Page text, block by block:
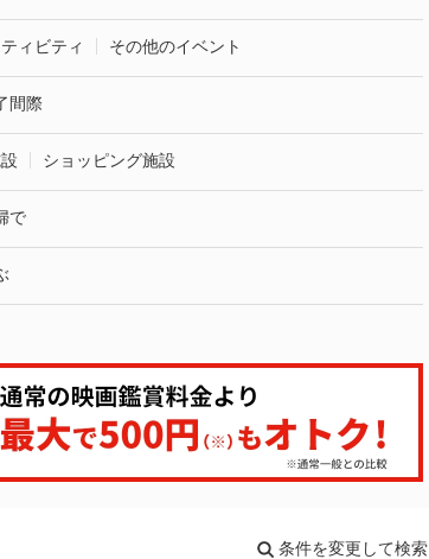
ィビティ その他のイベント
間際
ショッピング施設
で
条件を変更して検索